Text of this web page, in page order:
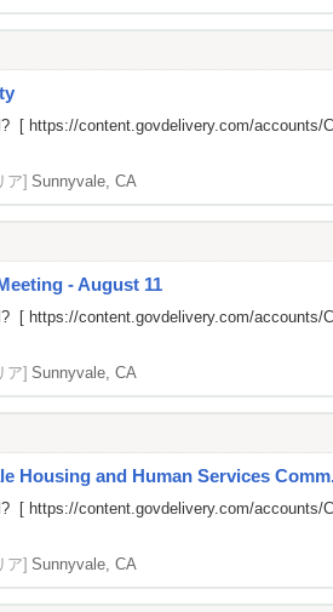
[ https://content.govdelivery.com/accounts/
ア] Sunnyvale, CA
- August 11
[ https://content.govdelivery.com/accounts/
ア] Sunnyvale, CA
Housing and Human Services
[ https://content.govdelivery.com/accounts/
ア] Sunnyvale, CA